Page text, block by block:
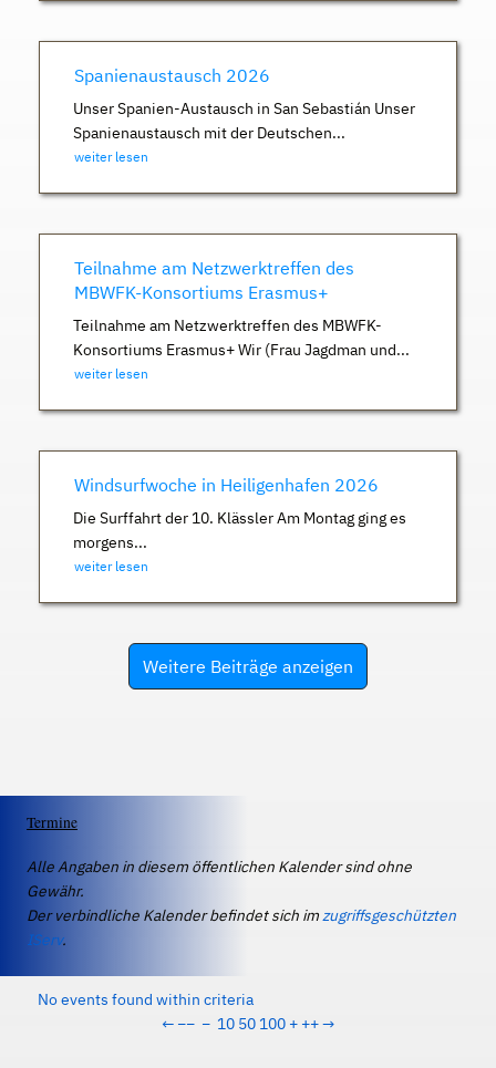
Spanienaustausch 2026
Unser Spanien-Austausch in San Sebastián Unser
Spanienaustausch mit der Deutschen...
weiter lesen
Teilnahme am Netzwerktreffen des
MBWFK-Konsortiums Erasmus+
Teilnahme am Netzwerktreffen des MBWFK-
Konsortiums Erasmus+ Wir (Frau Jagdman und...
weiter lesen
Windsurfwoche in Heiligenhafen 2026
Die Surffahrt der 10. Klässler Am Montag ging es
morgens...
weiter lesen
Weitere Beiträge anzeigen
Termine
Alle Angaben in diesem öffentlichen Kalender sind ohne
Gewähr.
Der verbindliche Kalender befindet sich imzugriffsgeschützten
IServ.
No events found within criteria
← −− − 10 50 100 + ++→